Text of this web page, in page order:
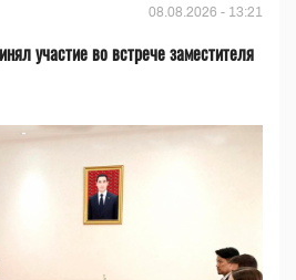
08.08.2026 - 13:21
участие во встрече заместителя